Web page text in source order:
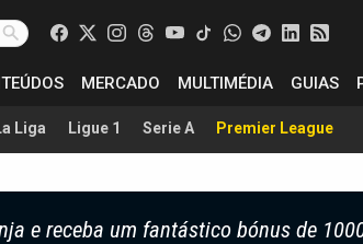
MERCADO MULTIMÉDIA GUIAS
Liga Ligue 1 Serie A Premier League
e receba um fantástico bónus de